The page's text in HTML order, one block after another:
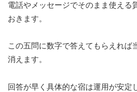
電話やメッセージでそのまま使える
おきます。
この五問に数字で答えてもらえれば
消えます。
回答が早く具体的な宿は運用が安定